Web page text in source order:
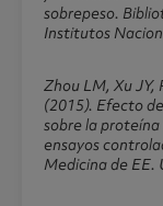
sobrepeso.
Institutos
Zhou LM, Xu JY,
(2015). Efecto
sobre la
ensayos
Medicina de EE.